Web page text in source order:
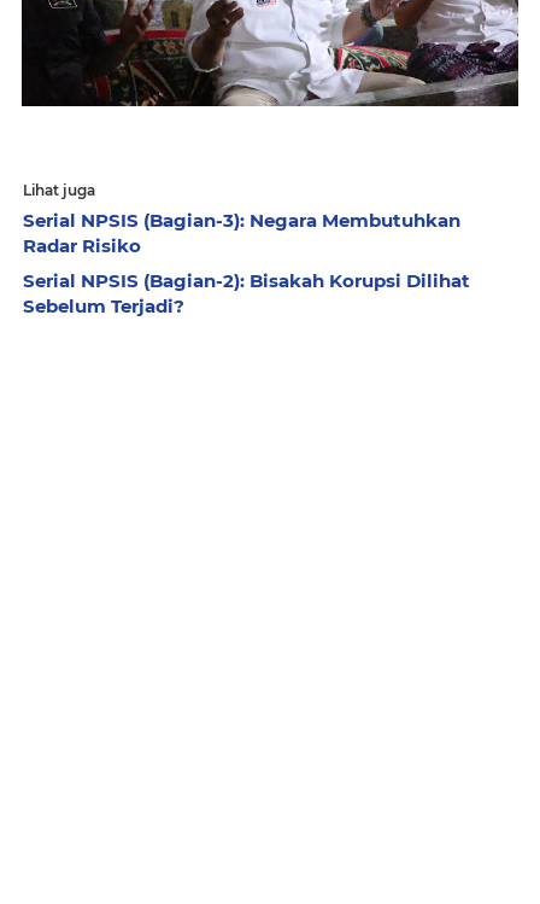
Lihat juga
Serial NPSIS (Bagian-3): Negara Membutuhkan
Radar Risiko
Serial NPSIS (Bagian-2): Bisakah Korupsi Dilihat
Sebelum Terjadi?